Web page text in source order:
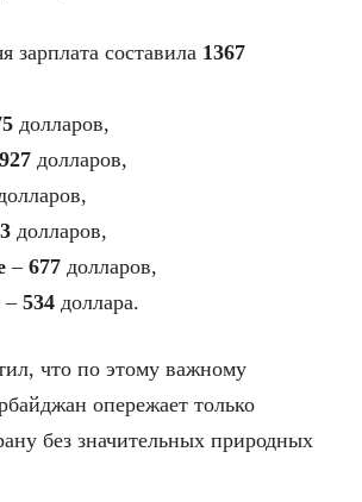
зарплата составила 1367
долларов,
927 долларов,
долларов,
– 677 долларов,
– 534 доллара.
что по этому важному
опережает только
без значительных природных